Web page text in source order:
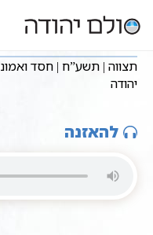
עמוד ראשי שיעורי וידאו
תצווה | תשע”ח | חסד ואמונה –
תצווה | תשע”ח | חסד
יהודה
להאזנה